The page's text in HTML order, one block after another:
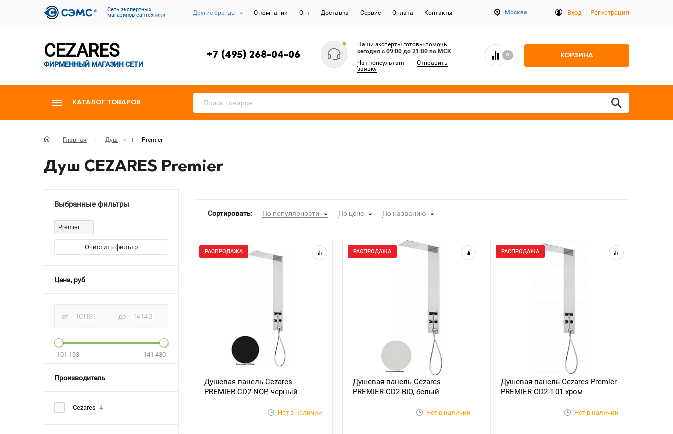
Cеть экспертных
магазинов сантехники
Другие бренды О компании Опт Доставка Сервис Оплата Контакты Москва Вход | Регистрация
CEZARES
ФИРМЕННЫЙ МАГАЗИН СЕТИ
+7 (495) 268-04-06
Наши эксперты готовы помочь
сегодня c 09:00 до 21:00 по МСК
Чат консультант
Отправить
заявку
0 КОРЗИНА
КАТАЛОГ ТОВАРОВ
Главная Душ Premier
Душ CEZARES Premier
Выбранные фильтры
Premier
Очистить фильтр
Цена, руб
от до
101 193 141 430
Производитель
Cezares 4
Сортировать: По популярности По цене По названию
РАСПРОДАЖА
Душевая панель Cezares
PREMIER-CD2-NOP, черный
Нет в наличии
РАСПРОДАЖА
Душевая панель Cezares
PREMIER-CD2-BIO, белый
Нет в наличии
РАСПРОДАЖА
Душевая панель Cezares Premier
PREMIER-CD2-T-01 хром
Нет в наличии